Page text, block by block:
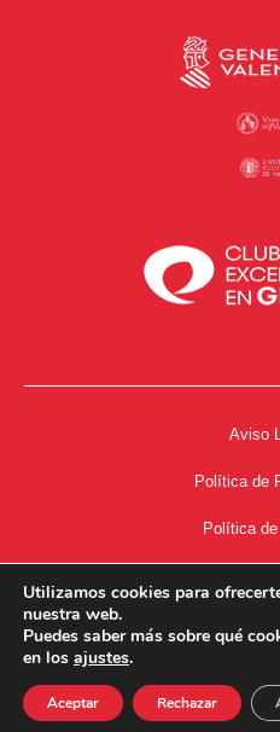
Aviso
Política de
Política
34667504662
Utilizamos cookies para
nuestra web.
Puedes saber más sobre qué
en los ajustes.
Aceptar Rechazar